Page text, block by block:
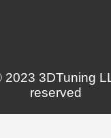
2023 3DTuning
reserved